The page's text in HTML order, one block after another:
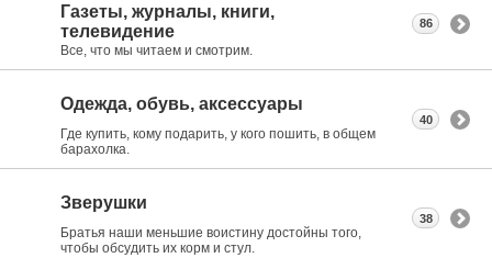
Газеты, журналы, книги,
телевидение
Все, что мы читаем и смотрим.
86
Одежда, обувь, аксессуары
Где купить, кому подарить, у кого пошить, в общем
барахолка.
40
Зверушки
Братья наши меньшие воистину достойны того,
чтобы обсудить их корм и стул.
38